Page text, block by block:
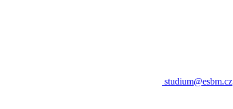
studium@esbm.cz